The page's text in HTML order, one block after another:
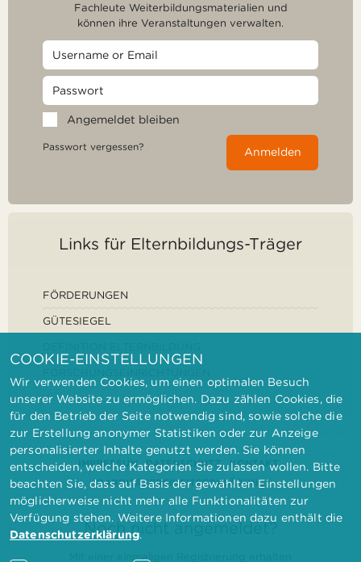
Fachleute Weiterbildungsmaterialien und
können ihre Veranstaltungen verwalten.
Angemeldet bleiben
Passwort vergessen? Anmelden
Links für Elternbildungs-Träger
FÖRDERUNGEN
GÜTESIEGEL
IMPRESSUM DATENSCHUTZ
KONTAKT
BARRIEREFREIHEITSERKLÄRUNG
Noch nicht angemeldet?
COOKIE-EINSTELLUNGEN
Wir verwenden Cookies, um einen optimalen Besuch
unserer Website zu ermöglichen. Dazu zählen Cookies, die
für den Betrieb der Seite notwendig sind, sowie solche die
zur Erstellung anonymer Statistiken oder zur Anzeige
personalisierter Inhalte genutzt werden. Sie können
entscheiden, welche Kategorien Sie zulassen wollen. Bitte
beachten Sie, dass auf Basis der gewählten Einstellungen
möglicherweise nicht mehr alle Funktionalitäten zur
Verfügung stehen. Weitere Informationen dazu enthält die
Datenschutzerklärung.